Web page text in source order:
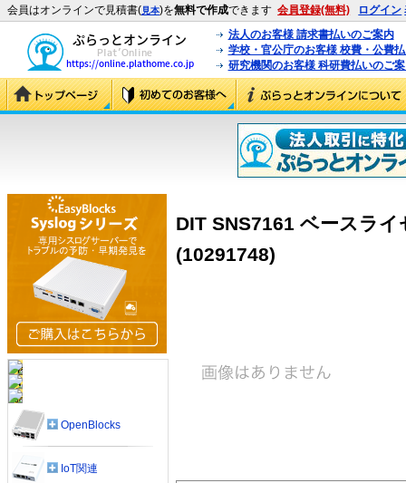
会員はオンラインで見積書(見本)を無料で作成できます 会員登録(無料) ログイン
法人のお客様 請求書払いのご案内
学校・官公庁のお客様 校費・公費
研究機関のお客様 科研費払いのご
DIT SNS7161 ベースラ
(10291748)
OpenBlocks
IoT関連